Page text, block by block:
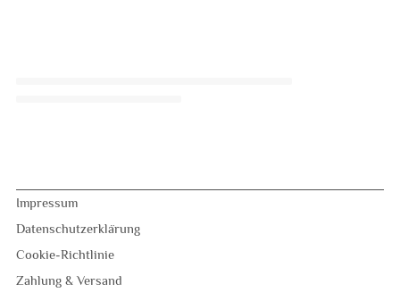
Impressum
Datenschutzerklärung
Cookie-Richtlinie
Zahlung & Versand